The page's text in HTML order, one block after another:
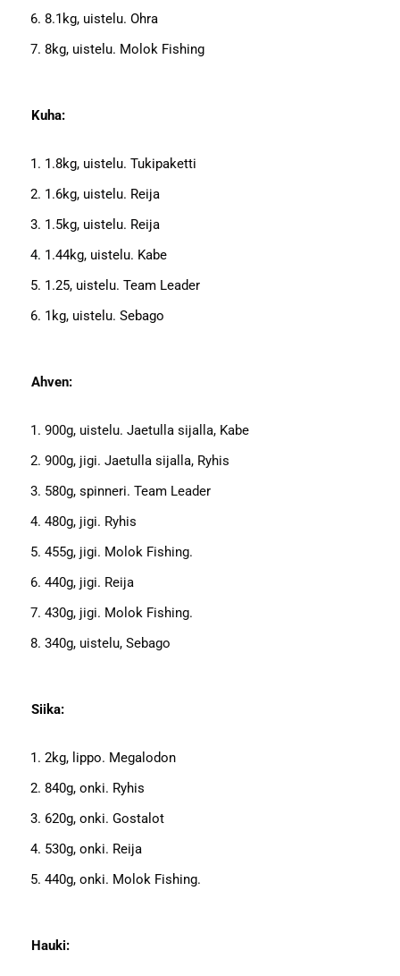
8.1kg, uistelu. Ohra
8kg, uistelu. Molok Fishing
Kuha:
1.8kg, uistelu. Tukipaketti
1.6kg, uistelu. Reija
1.5kg, uistelu. Reija
1.44kg, uistelu. Kabe
1.25, uistelu. Team Leader
1kg, uistelu. Sebago
Ahven:
900g, uistelu. Jaetulla sijalla, Kabe
900g, jigi. Jaetulla sijalla, Ryhis
580g, spinneri. Team Leader
480g, jigi. Ryhis
455g, jigi. Molok Fishing.
440g, jigi. Reija
430g, jigi. Molok Fishing.
340g, uistelu, Sebago
Siika:
2kg, lippo. Megalodon
840g, onki. Ryhis
620g, onki. Gostalot
530g, onki. Reija
440g, onki. Molok Fishing.
Hauki: